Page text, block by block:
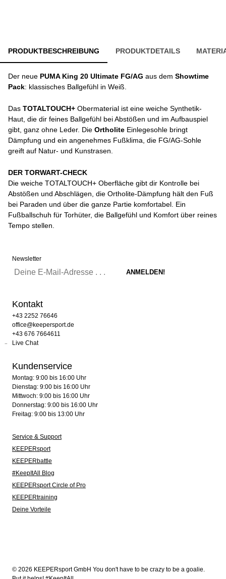
PRODUKTBESCHREIBUNG PRODUKTDETAILS
Der neue PUMA King 20 Ultimate FG/AG aus dem Showtime
Pack: klassisches Ballgefühl in Weiß.
Das TOTALTOUCH+ Obermaterial ist eine weiche Synthetik-
Haut, die dir feines Ballgefühl bei Abstößen und im Aufbauspiel
gibt, ganz ohne Leder. Die Ortholite Einlegesohle bringt
Dämpfung und ein angenehmes Fußklima, die FG/AG-Sohle
greift auf Natur- und Kunstrasen.
DER TORWART-CHECK
Die weiche TOTALTOUCH+ Oberfläche gibt dir Kontrolle bei
Abstößen und Abschlägen, die Ortholite-Dämpfung hält den Fuß
bei Paraden und über die ganze Partie komfortabel. Ein
Fußballschuh für Torhüter, die Ballgefühl und Komfort über reines
Tempo stellen.
Newsletter
Kontakt
+43 2252 76646
office@keepersport.de
+43 676 7664611
Live Chat
Kundenservice
Montag: 9:00 bis 16:00 Uhr
Dienstag: 9:00 bis 16:00 Uhr
Mittwoch: 9:00 bis 16:00 Uhr
Donnerstag: 9:00 bis 16:00 Uhr
Freitag: 9:00 bis 13:00 Uhr
Service & Support
KEEPERsport
KEEPERbattle
#KeepItAll Blog
KEEPERsport Circle of Pro
KEEPERtraining
Deine Vorteile
© 2026 KEEPERsport GmbH You don't have to be crazy to be a goalie.